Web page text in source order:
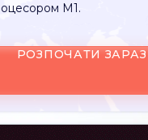
M1.
РОЗПОЧАТИ ЗАРАЗ